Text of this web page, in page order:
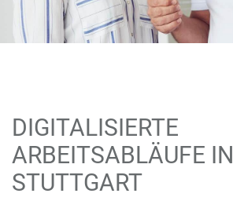
DIGITALISIERTE
ARBEITSABLÄUFE IN
STUTTGART